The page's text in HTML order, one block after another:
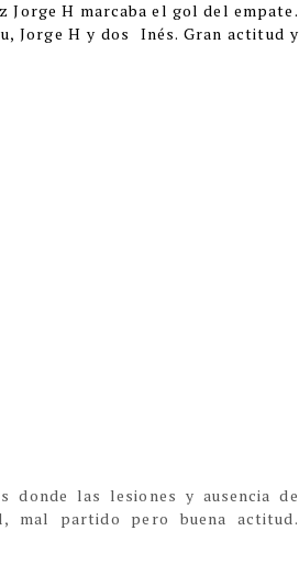
Jorge H marcaba el gol del empate.
Jorge H y dos Inés. Gran actitud y
las lesiones y ausencia de
mal partido pero buena actitud.